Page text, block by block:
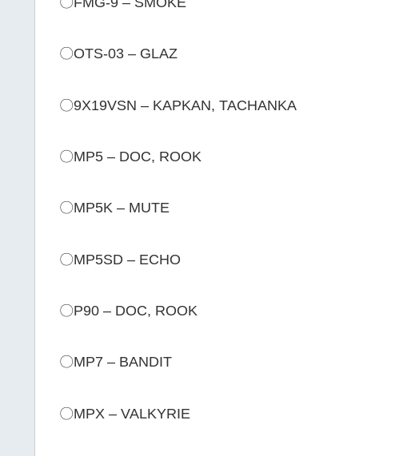
〇OTS-03 – GLAZ
〇9X19VSN – KAPKAN, TACHANKA
〇MP5 – DOC, ROOK
〇MP5K – MUTE
〇MP5SD – ECHO
〇P90 – DOC, ROOK
〇MP7 – BANDIT
〇MPX – VALKYRIE